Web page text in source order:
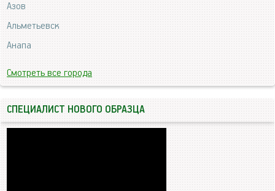
Азов
Альметьевск
Анапа
Смотреть все города
СПЕЦИАЛИСТ НОВОГО ОБРАЗЦА